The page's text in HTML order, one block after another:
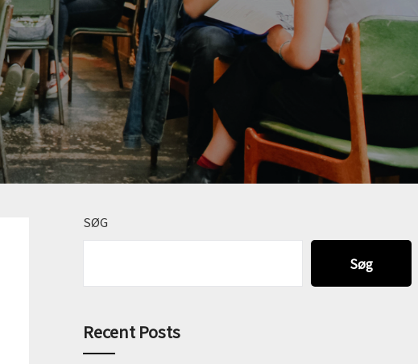
SØG
Søg
Recent Posts